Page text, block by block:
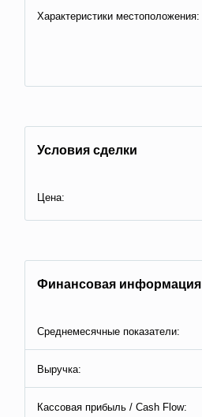
Характеристики местоположения:
Условия сделки
Цена:
Финансовая информация
Среднемесячные показатели:
Выручка:
Кассовая прибыль / Cash Flow: